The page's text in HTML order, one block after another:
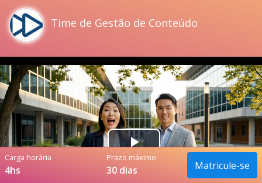
Time de Gestão de Conteúdo
Play
Carga horária
4hs
Prazo máximo
30 dias Matricule-se